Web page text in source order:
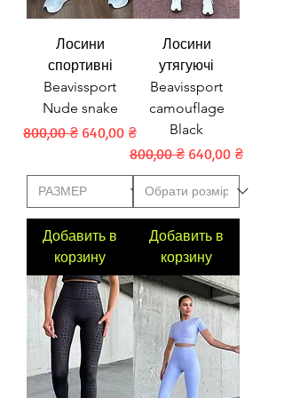
Лосини
спортивні
Beavissport
Nude snake
Обычная цена
800,00 ₴ Цена со скидкой
640,00 ₴
Добавить в
корзину
Лосини
утягуючі
Beavissport
camouflage
Black
Обычная цена
800,00 ₴ Цена со
640,00 ₴
Добавить в
корзину